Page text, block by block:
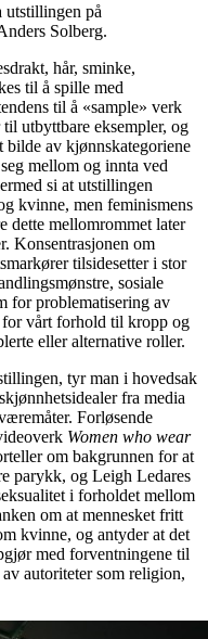
utstillingen på
Solberg.
hår, sminke,
til å spille med
til å «sample» verk
utbyttbare eksempler, og
bilde av kjønnskategoriene
mellom og innta ved
si at utstillingen
kvinne, men feminismens
dette mellomrommet later
Konsentrasjonen om
tilsidesetter i stor
sosiale
for problematisering av
vårt forhold til kropp og
eller alternative roller.
tyr man i hovedsak
fra media
Forløsende
Women who wear
om bakgrunnen for at
parykk, og Leigh Ledares
i forholdet mellom
om at mennesket fritt
kvinne, og antyder at det
med forventningene til
autoriteter som religion,